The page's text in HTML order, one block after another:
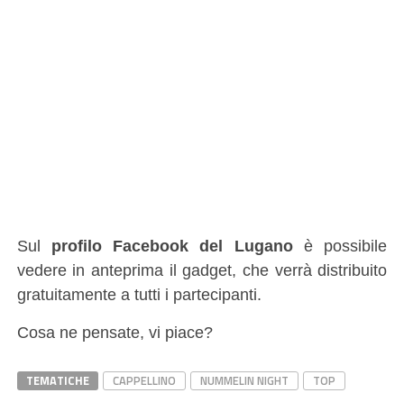
Sul profilo Facebook del Luganoè possibile
vedere in anteprima il gadget, che verrà distribuito
gratuitamente a tutti i partecipanti.
Cosa ne pensate, vi piace?
TEMATICHE CAPPELLINO NUMMELIN NIGHT TOP